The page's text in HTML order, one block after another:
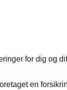
for dig og
en